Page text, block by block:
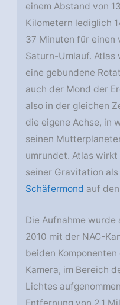
einem Abstand von
Kilometern lediglich
37 Minuten für einen
Saturn-Umlauf. Atlas
eine gebundene
auch der Mond der
also in der gleichen
die eigene Achse, in
seinen
umrundet. Atlas
seiner Gravitation
Schäfermond auf
Die Aufnahme wurde
2010 mit der NAC-
beiden Komponenten
Kamera, im Bereich
Lichtes